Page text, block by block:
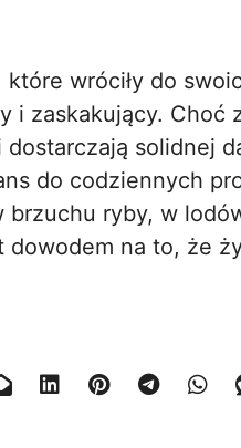
wróciły do
i zaskakujący. Choć
solidnej
do codziennych
ryby, w
na to, że